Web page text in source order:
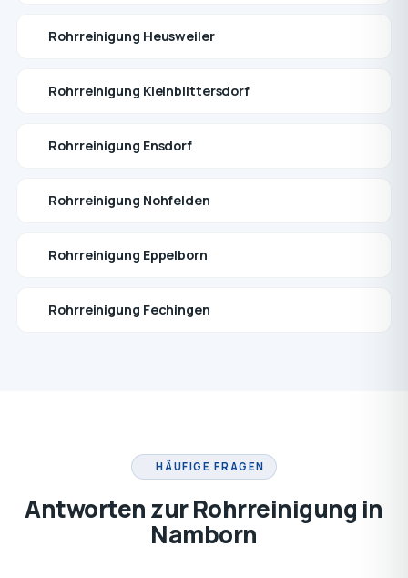
Rohrreinigung Heusweiler
Rohrreinigung Kleinblittersdorf
Rohrreinigung Ensdorf
Rohrreinigung Nohfelden
Rohrreinigung Eppelborn
Rohrreinigung Fechingen
HÄUFIGE FRAGEN
Antworten zur Rohrreinigung in
Namborn